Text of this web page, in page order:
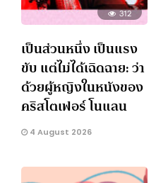
312
เป็นส่วนหนึ่ง เป็นแรง
ขับ แต่ไม่ได้เฉิดฉาย: ว่า
ด้วยผู้หญิงในหนังของ
คริสโตเฟอร์ โนแลน
4 August 2026